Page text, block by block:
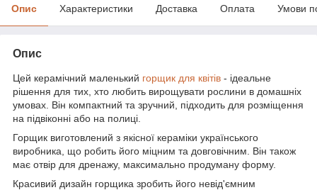
Опис Характеристики Доставка Оплата Умови
Опис
Цей керамічний маленький горщик для квітів - ідеальне
рішення для тих, хто любить вирощувати рослини в домашніх
умовах. Він компактний та зручний, підходить для розміщення
на підвіконні або на полиці.
Горщик виготовлений з якісної кераміки українського
виробника, що робить його міцним та довговічним. Він також
має отвір для дренажу, максимально продуману форму.
Красивий дизайн горщика зробить його невід'ємним